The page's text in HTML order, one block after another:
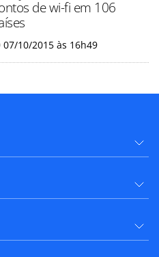
de wi-fi em 106
07/10/2015 às 16h49